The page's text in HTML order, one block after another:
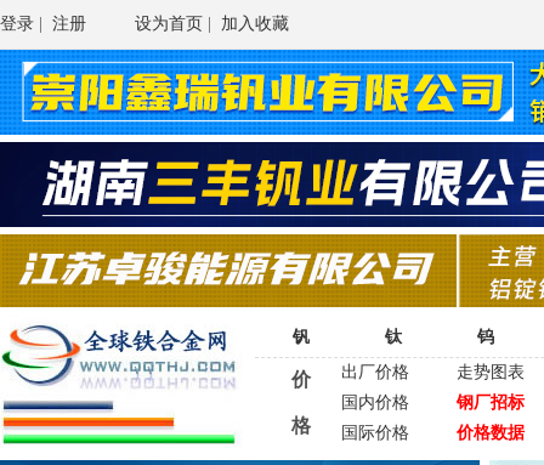
登录 注册 设为首页 加入收藏
钒 钛 钨
价
格
出厂价格
走势图表
国内价格
钢厂招标
国际价格
价格数据